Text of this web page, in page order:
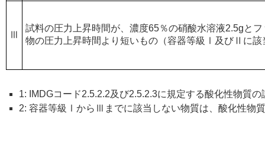
Ⅲ
試料の圧力上昇時間が、濃度65％の硝酸水溶液2.5gと
物の圧力上昇時間より短いもの（容器等級Ⅰ及びⅡに該
1: IMDGコード2.5.2.2及び2.5.2.3に規定する酸化性物質
2: 容器等級ⅠからⅢまでに該当しない物質は、酸化性物